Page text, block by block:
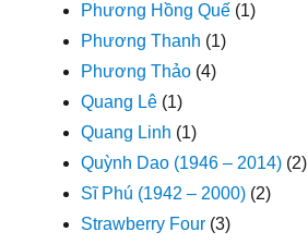
Phương Hồng Quế (1)
Phương Thanh (1)
Phương Thảo (4)
Quang Lê (1)
Quang Linh (1)
Quỳnh Dao (1946 – 2014) (2)
Sĩ Phú (1942 – 2000) (2)
Strawberry Four (3)